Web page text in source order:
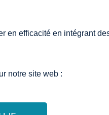
en efficacité en intégrant
notre site web :